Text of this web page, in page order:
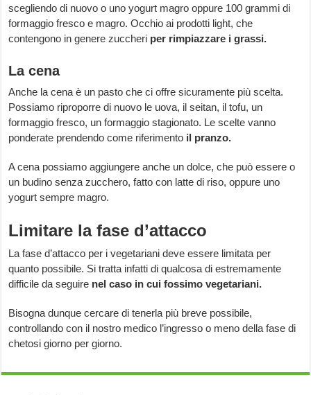
scegliendo di nuovo o uno yogurt magro oppure 100 grammi di
formaggio fresco e magro. Occhio ai prodotti light, che
contengono in genere zuccheri per rimpiazzare i grassi.
La cena
Anche la cena è un pasto che ci offre sicuramente più scelta.
Possiamo riproporre di nuovo le uova, il seitan, il tofu, un
formaggio fresco, un formaggio stagionato. Le scelte vanno
ponderate prendendo come riferimento il pranzo.
A cena possiamo aggiungere anche un dolce, che può essere o
un budino senza zucchero, fatto con latte di riso, oppure uno
yogurt sempre magro.
Limitare la fase d’attacco
La fase d’attacco per i vegetariani deve essere limitata per
quanto possibile. Si tratta infatti di qualcosa di estremamente
difficile da seguire nel caso in cui fossimo vegetariani.
Bisogna dunque cercare di tenerla più breve possibile,
controllando con il nostro medico l’ingresso o meno della fase di
chetosi giorno per giorno.